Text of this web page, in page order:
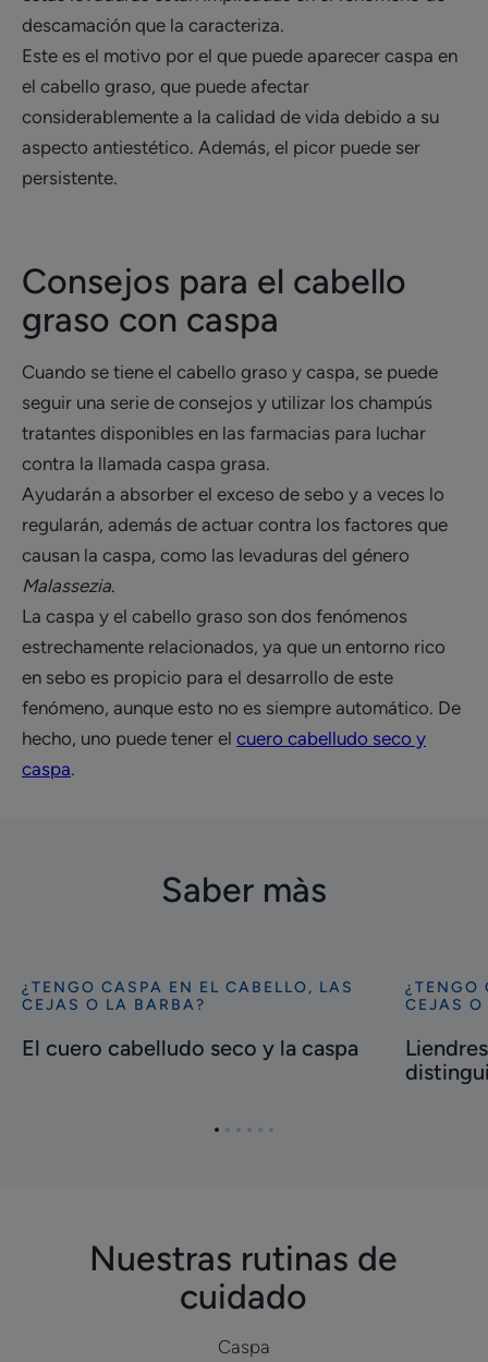
descamación que la caracteriza.
Este es el motivo por el que puede aparecer caspa en
el cabello graso, que puede afectar
considerablemente a la calidad de vida debido a su
aspecto antiestético. Además, el picor puede ser
persistente.
Consejos para el cabello
graso con caspa
Cuando se tiene el cabello graso y caspa, se puede
seguir una serie de consejos y utilizar los champús
tratantes disponibles en las farmacias para luchar
contra la llamada caspa grasa.
Ayudarán a absorber el exceso de sebo y a veces lo
regularán, además de actuar contra los factores que
causan la caspa, como las levaduras del género
Malassezia.
La caspa y el cabello graso son dos fenómenos
estrechamente relacionados, ya que un entorno rico
en sebo es propicio para el desarrollo de este
fenómeno, aunque esto no es siempre automático. De
hecho, uno puede tener el cuero cabelludo seco y
caspa.
Saber màs
Descubrir
cuero
¿TENGO CASPA EN EL CABELLO, LAS
CEJAS O LA BARBA?
El cuero cabelludo seco y la caspa
Descubrir
o
caspa:
¿TENGO
CEJAS
IrIrIrIrIrIr
Nuestras rutinas de
cuidado
Caspa